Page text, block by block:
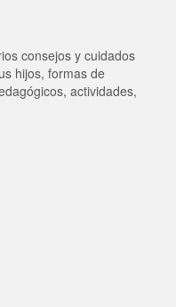
consejos y cuidados
hijos, formas de
actividades,